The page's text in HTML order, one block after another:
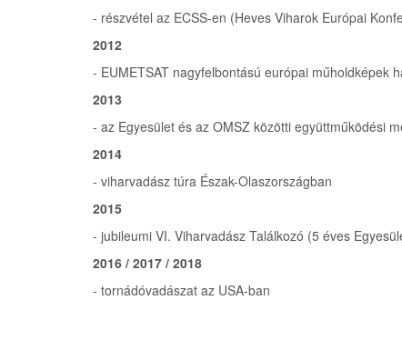
- részvétel az ECSS-en (Heves Viharok Európai
2012
- EUMETSAT nagyfelbontású európai műholdképek
2013
- az Egyesület és az OMSZ közötti együttműködési
2014
- viharvadász túra Észak-Olaszországban
2015
- jubileumi VI. Viharvadász Találkozó (5 éves
2016 / 2017 / 2018
- tornádóvadászat az USA-ban